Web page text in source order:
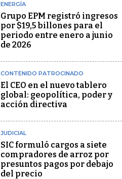
ENERGÍA
Grupo EPM registró ingresos
por $19,5 billones para el
periodo entre enero a junio
de 2026
CONTENIDO PATROCINADO
El CEO en el nuevo tablero
global: geopolítica, poder y
acción directiva
JUDICIAL
SIC formuló cargos a siete
compradores de arroz por
presuntos pagos por debajo
del precio